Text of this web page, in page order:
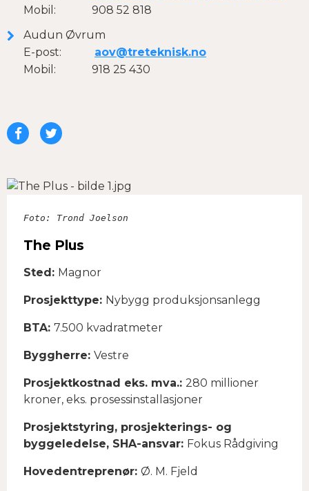
Mobil: 908 52 818
Audun Øvrum
E-post: aov@treteknisk.no
Mobil: 918 25 430
Del
Facebook
Del
Twitter
Foto: Trond Joelson
​​​​​​​The Plus
​​​​​​​Sted: Magnor
Prosjekttype: Nybygg produksjonsanlegg
BTA: 7.500 kvadratmeter
Byggherre: Vestre
Prosjektkostnad eks. mva.: 280 millioner
kroner, eks. prosessinstallasjoner
Prosjektstyring, prosjekterings- og
byggeledelse, SHA-ansvar: Fokus Rådgiving
Hovedentreprenør: Ø. M. Fjeld